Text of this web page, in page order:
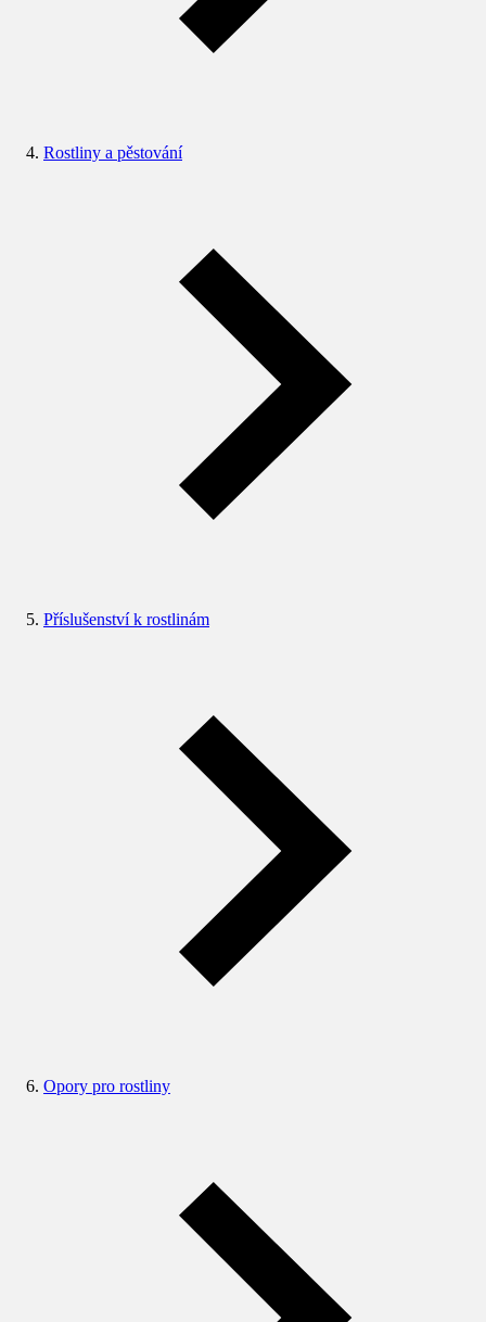
Rostliny a pěstování
Příslušenství k rostlinám
Opory pro rostliny